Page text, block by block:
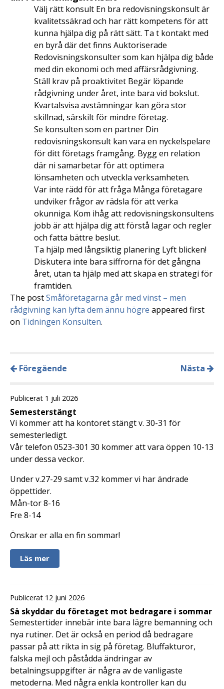
Välj rätt konsult En bra redovisningskonsult är
kvalitetssäkrad och har rätt kompetens för att
kunna hjälpa dig på rätt sätt. Ta t kontakt med
en byrå där det finns Auktoriserade
Redovisningskonsulter som kan hjälpa dig både
med din ekonomi och med affärsrådgivning.
Ställ krav på proaktivitet Begär löpande
rådgivning under året, inte bara vid bokslut.
Kvartalsvisa avstämningar kan göra stor
skillnad, särskilt för mindre företag.
Se konsulten som en partner Din
redovisningskonsult kan vara en nyckelspelare
för ditt företags framgång. Bygg en relation
där ni samarbetar för att optimera
lönsamheten och utveckla verksamheten.
Var inte rädd för att fråga Många företagare
undviker frågor av rädsla för att verka
okunniga. Kom ihåg att redovisningskonsultens
jobb är att hjälpa dig att förstå lagar och regler
och fatta bättre beslut.
Ta hjälp med långsiktig planering Lyft blicken!
Diskutera inte bara siffrorna för det gångna
året, utan ta hjälp med att skapa en strategi för
framtiden.
The postSmåföretagarna går med vinst – men
rådgivning kan lyfta dem ännu högre appeared first
on Tidningen Konsulten.
Föregående Nästa
Publicerat 1 juli 2026
Semesterstängt
Vi kommer att ha kontoret stängt v. 30-31 för
semesterledigt.
Vår telefon 0523-301 30 kommer att vara öppen 10-13
under dessa veckor.
Under v.27-29 samt v.32 kommer vi har ändrade
öppettider.
Mån-tor 8-16
Fre 8-14
Önskar er alla en fin sommar!
Läs mer
Publicerat 12 juni 2026
Så skyddar du företaget mot bedragare i sommar
Semestertider innebär inte bara lägre bemanning och
nya rutiner. Det är också en period då bedragare
passar på att rikta in sig på företag. Bluffakturor,
falska mejl och påstådda ändringar av
betalningsuppgifter är några av de vanligaste
metoderna. Med några enkla kontroller kan du